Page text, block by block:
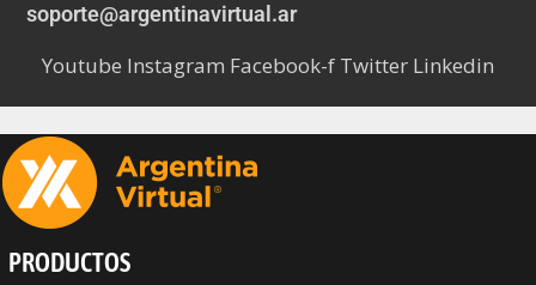
soporte@argentinavirtual.ar
Youtube Instagram Facebook-f Twitter Linkedin
PRODUCTOS